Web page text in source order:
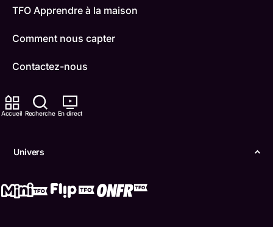
Accueil Recherche En direct
Univers
TFO Apprendre à la maison
Comment nous capter
Contactez-nous
ONFR
Boukili